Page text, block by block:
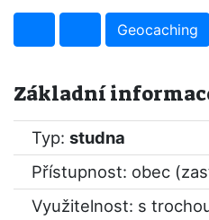
Geocaching
Základní
Typ: studna
Přístupnost: obec
Využitelnost: s